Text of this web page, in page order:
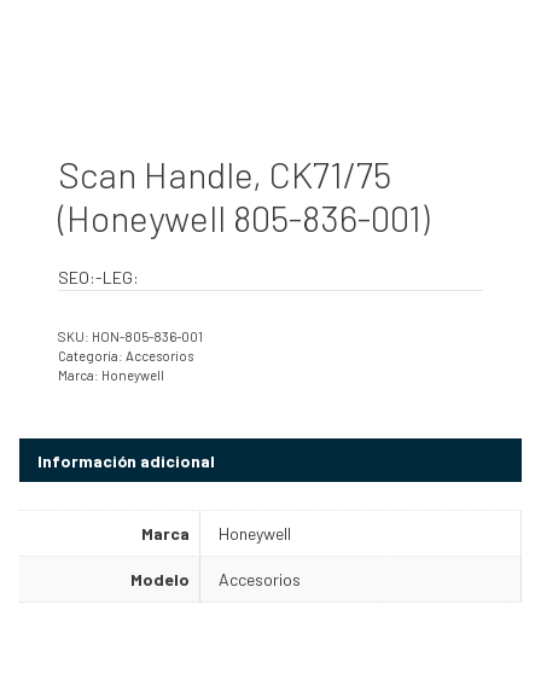
Scan Handle, CK71/75
(Honeywell 805-836-001)
SEO:-LEG:
SKU: HON-805-836-001
Categoría: Accesorios
Marca: Honeywell
Información adicional
Marca Honeywell
Modelo Accesorios